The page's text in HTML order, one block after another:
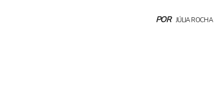
POR JÚLIA ROCHA